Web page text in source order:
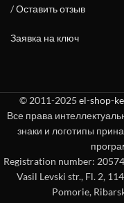
/Оставить отзыв
Заявка на ключ
© 2011-2025 el-shop-
Все права
знаки и логотипы
Registration number:
Vasil Levski str., Fl. 2,
Pomorie,